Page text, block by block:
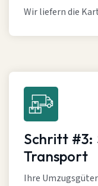
Wir liefern die
Schritt
Transport
Ihre